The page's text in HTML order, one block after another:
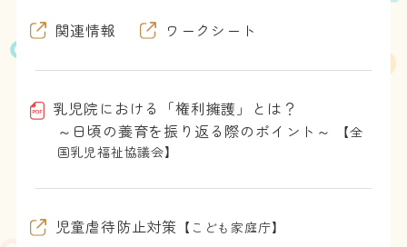
関連情報 ワークシート
乳児院における「権利擁護」とは？
～日頃の養育を振り返る際のポイント～
【全
国乳児福祉協議会】
児童虐待防止対策 【こども家庭庁】